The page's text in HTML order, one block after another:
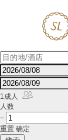
酒
店
预
订，
酒
店
荐，
酒
1成人 
人数
−
重置 确定